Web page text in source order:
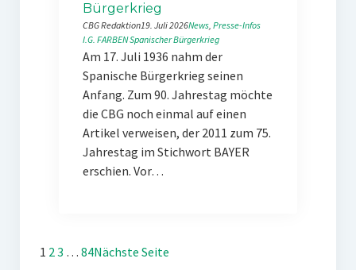
Bürgerkrieg
CBG Redaktion19. Juli 2026News, Presse-Infos
I.G. FARBENSpanischer Bürgerkrieg
Am 17. Juli 1936 nahm der
Spanische Bürgerkrieg seinen
Anfang. Zum 90. Jahrestag möchte
die CBG noch einmal auf einen
Artikel verweisen, der 2011 zum 75.
Jahrestag im Stichwort BAYER
erschien. Vor…
1 23 … 84Nächste Seite